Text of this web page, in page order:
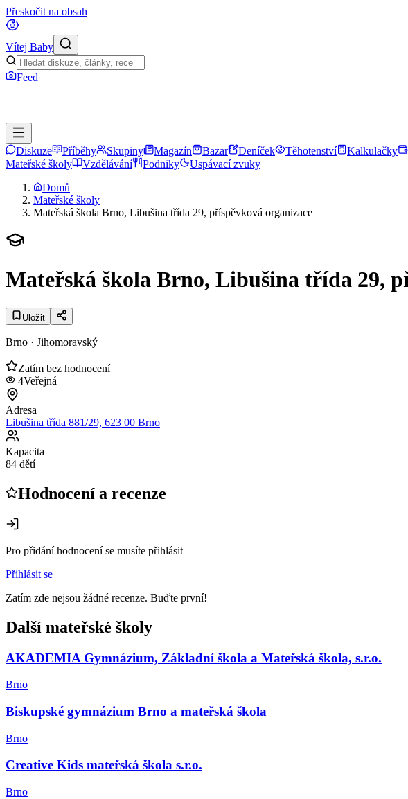
Přeskočit na obsah
Vítej Baby
Feed
Diskuze Příběhy Skupiny Magazín Bazar Deníček Těhotenství Kalkulačky
Mateřské školy
Vzdělávání Podniky
Uspávací zvuky
Domů
Mateřské školy
Mateřská škola Brno, Libušina třída 29, příspěvková organizace
Mateřská škola Brno, Libušina třída 29,
Uložit
Brno · Jihomoravský
Zatím bez hodnocení
4Veřejná
Adresa
Libušina třída 881/29, 623 00 Brno
Kapacita
84 dětí
Hodnocení a recenze
Pro přidání hodnocení se musíte přihlásit
Přihlásit se
Zatím zde nejsou žádné recenze. Buďte první!
Další mateřské školy
AKADEMIA Gymnázium, Základní škola a Mateřská škola, s.r.o.
Brno
Biskupské gymnázium Brno a mateřská škola
Brno
Creative Kids mateřská škola s.r.o.
Brno